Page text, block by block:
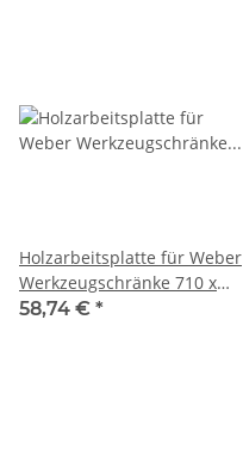
Holzarbeitsplatte für Weber
Werkzeugschränke 710 x
507 x 37 mm, WEBER
58,74 € *